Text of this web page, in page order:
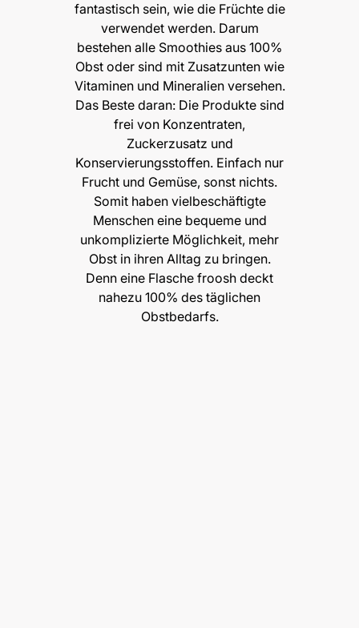
fantastisch sein, wie die Früchte die
verwendet werden. Darum
bestehen alle Smoothies aus 100%
Obst oder sind mit Zusatzunten wie
Vitaminen und Mineralien versehen.
Das Beste daran: Die Produkte sind
frei von Konzentraten,
Zuckerzusatz und
Konservierungsstoffen. Einfach nur
Frucht und Gemüse, sonst nichts.
Somit haben vielbeschäftigte
Menschen eine bequeme und
unkomplizierte Möglichkeit, mehr
Obst in ihren Alltag zu bringen.
Denn eine Flasche froosh deckt
nahezu 100% des täglichen
Obstbedarfs.